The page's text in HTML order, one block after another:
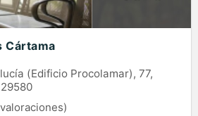
Cártama
(Edificio Procolamar), 77,